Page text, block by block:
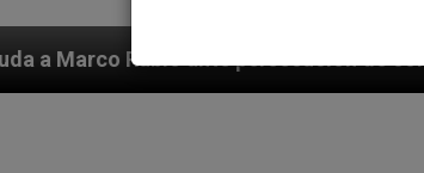
de colonos judíos que afecta